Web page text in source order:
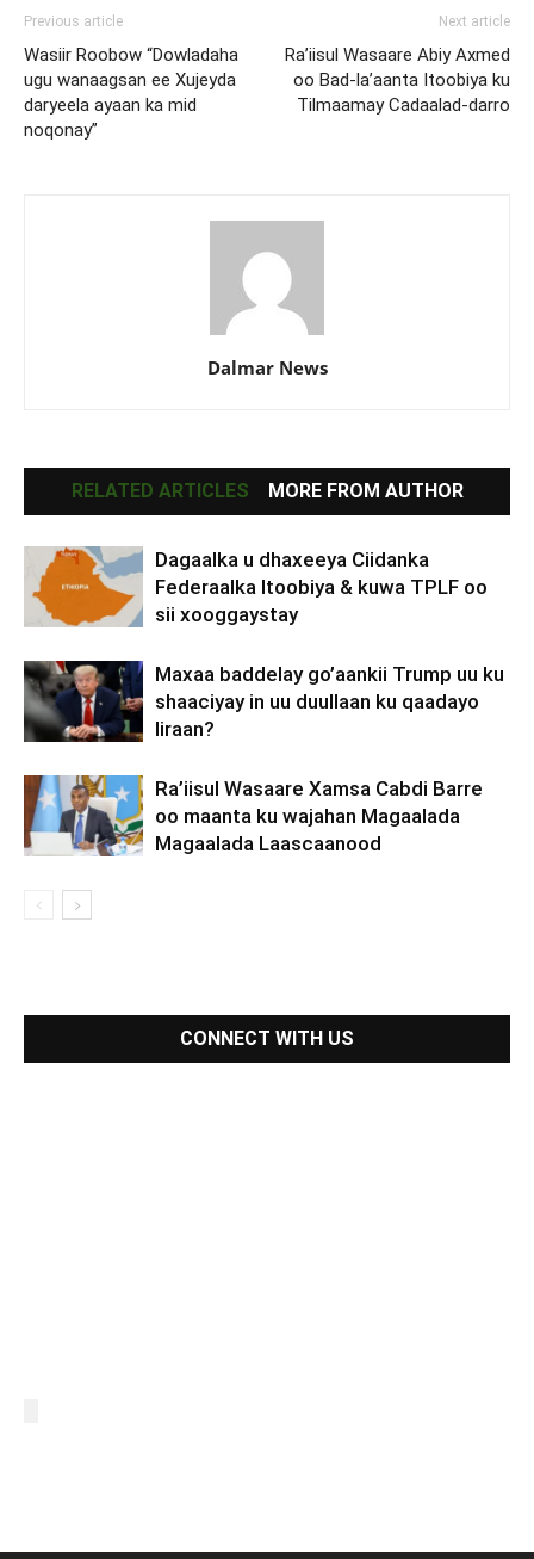
Previous article
Wasiir Roobow “Dowladaha
ugu wanaagsan ee Xujeyda
daryeela ayaan ka mid
noqonay”
Next article
Ra’iisul Wasaare Abiy Axmed
oo Bad-la’aanta Itoobiya ku
Tilmaamay Cadaalad-darro
Dalmar News
RELATED ARTICLES MORE FROM AUTHOR
Dagaalka u dhaxeeya Ciidanka
Federaalka Itoobiya & kuwa TPLF oo
sii xooggaystay
Maxaa baddelay go’aankii Trump uu ku
shaaciyay in uu duullaan ku qaadayo
Iiraan?
Ra’iisul Wasaare Xamsa Cabdi Barre
oo maanta ku wajahan Magaalada
Magaalada Laascaanood
CONNECT WITH US